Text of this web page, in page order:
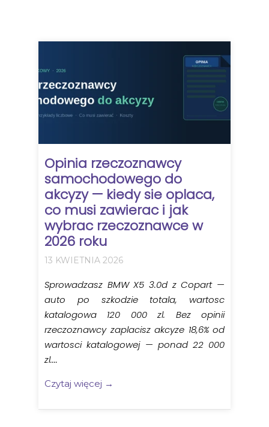
Opinia rzeczoznawcy
samochodowego do
akcyzy — kiedy sie oplaca,
co musi zawierac i jak
wybrac rzeczoznawce w
2026 roku
13 KWIETNIA 2026
Sprowadzasz BMW X5 3.0d z Copart —
auto po szkodzie totala, wartosc
katalogowa 120 000 zl. Bez opinii
rzeczoznawcy zaplacisz akcyze 18,6% od
wartosci katalogowej — ponad 22 000
zl....
Czytaj więcej →